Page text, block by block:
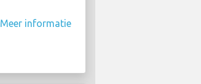
Meer informatie